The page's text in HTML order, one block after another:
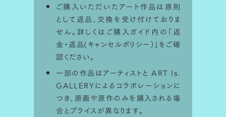
ご購入いただいたアート作品は原則
として返品、交換を受け付けておりま
せん。詳しくはご購入ガイド内の「返
金・返品(キャンセルポリシー） 」をご確
認ください。
一部の作品はアーティストと ART Is.
GALLERYによるコラボレーションに
つき、原画や原作のみを購入される場
合とプライスが異なります。